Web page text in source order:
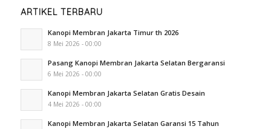
ARTIKEL TERBARU
Kanopi Membran Jakarta Timur th 2026
8 Mei 2026 - 00:00
Pasang Kanopi Membran Jakarta Selatan Bergaransi
6 Mei 2026 - 00:00
Kanopi Membran Jakarta Selatan Gratis Desain
4 Mei 2026 - 00:00
Kanopi Membran Jakarta Selatan Garansi 15 Tahun